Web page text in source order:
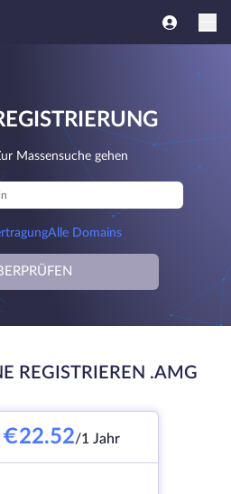
Massensuche gehen
Alle Domains
REGISTRIEREN .AMG
€22.52/1 Jahr